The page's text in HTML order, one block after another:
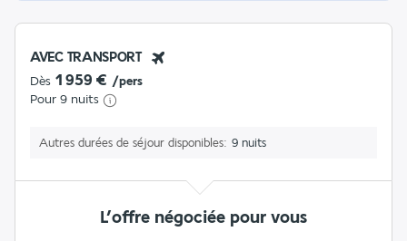
AVEC TRANSPORT
Dès 1 959 € /pers
Pour 9 nuits
Autres durées de séjour disponibles 9 nuits
L’offre négociée pour vous